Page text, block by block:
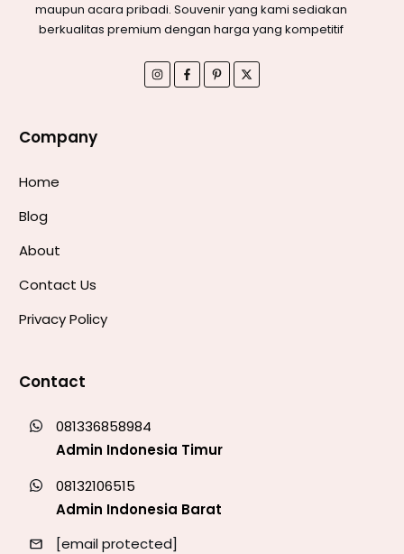
maupun acara pribadi. Souvenir yang kami sediakan
berkualitas premium dengan harga yang kompetitif
Company
Home
Blog
About
Contact Us
Privacy Policy
Contact
081336858984
Admin Indonesia Timur
08132106515
Admin Indonesia Barat
[email protected]